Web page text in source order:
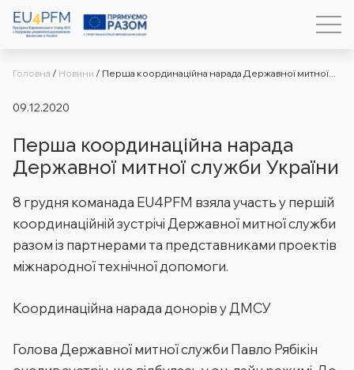
Головна / Новини / Перша координаційна нарада Державної митної...
09.12.2020
Перша координаційна нарада
Державної митної служби України
8 грудня команада EU4PFM взяла участь у першій
координаційній зустрічі Державної митної служби
разом із партнерами та представниками проектів
міжнародної технічної допомоги.
Координаційна нарада донорів у ДМСУ
Голова Державної митної служби Павло Рябікін